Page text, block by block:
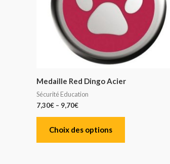
Medaille Red Dingo Acier
Sécurité Education
7,30€ – 9,70€
Choix des options